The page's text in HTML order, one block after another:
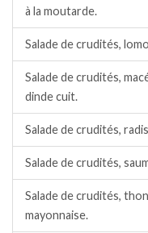
à la moutarde.
Salade de crudités,
Salade de crudités,
dinde cuit.
Salade de crudités,
Salade de crudités,
Salade de crudités,
mayonnaise.